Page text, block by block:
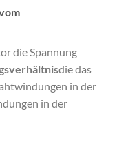
die Spannung
die das
in der
in der